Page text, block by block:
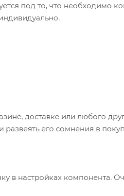
под то, что необходимо
доставке или любого
его сомнения в
в настройках компонента.